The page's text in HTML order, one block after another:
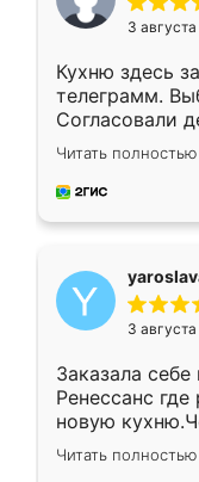
3
Кухню здесь
телеграмм.
Согласовали
недели кухня
довольны
мебель за
Читать полностью
3
Заказала
Ренессанс
новую
вполне
два года,
Читать полностью